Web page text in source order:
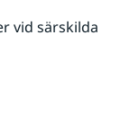
vid särskilda